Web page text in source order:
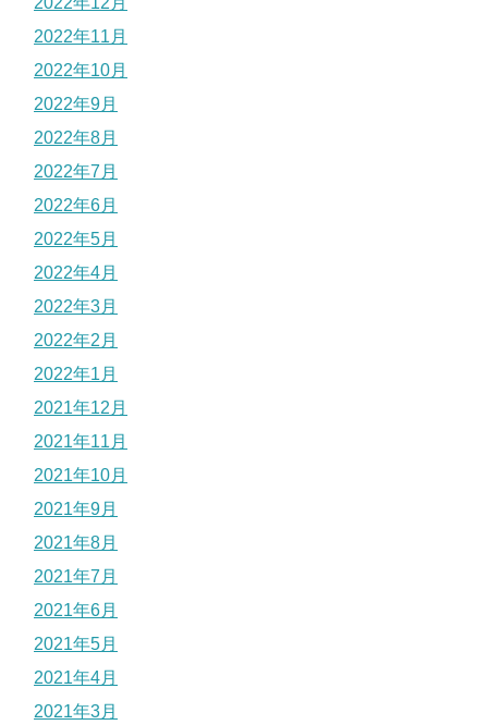
2022年11月
2022年10月
2022年9月
2022年8月
2022年7月
2022年6月
2022年5月
2022年4月
2022年3月
2022年2月
2022年1月
2021年12月
2021年11月
2021年10月
2021年9月
2021年8月
2021年7月
2021年6月
2021年5月
2021年4月
2021年3月